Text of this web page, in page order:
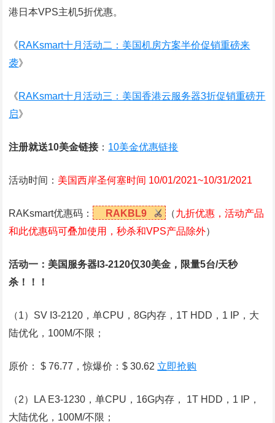
港日本VPS主机5折优惠。
《RAKsmart十月活动二：美国机房方案半价促销重磅来
袭》
《RAKsmart十月活动三：美国香港云服务器3折促销重磅开
启》
注册就送10美金链接： 10美金优惠链接
活动时间： 美国西岸圣何塞时间 10/01/2021~10/31/2021
RAKsmart优惠码： RAKBL9 （九折优惠，活动产品
和此优惠码可叠加使用，秒杀和VPS产品除外）
活动一：美国服务器I3-2120仅30美金，限量5台/天秒
杀！！！
（1）SV I3-2120，单CPU，8G内存，1T HDD，1 IP，大
陆优化，100M/不限；
原价： $ 76.77，惊爆价：$ 30.62 立即抢购
（2）LA E3-1230，单CPU，16G内存， 1T HDD，1 IP，
大陆优化，100M/不限；